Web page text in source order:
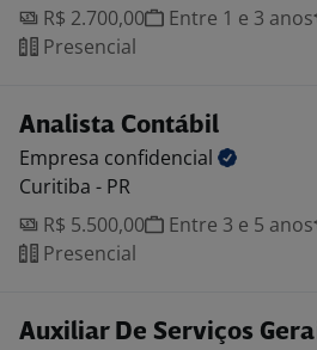
R$ 2.700,00
Entre 1 e 3 anos
Presencial
Analista Contábil
Empresa confidencial
Curitiba - PR
R$ 5.500,00
Entre 3 e 5 anos
Presencial
Auxiliar De Serviços